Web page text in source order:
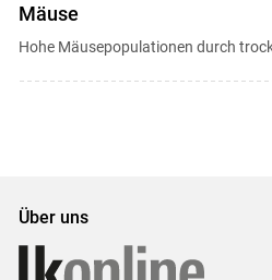
Mäuse
Hohe Mäusepopulationen durch
Über uns